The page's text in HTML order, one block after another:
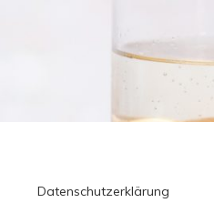
Datenschutzerklärung